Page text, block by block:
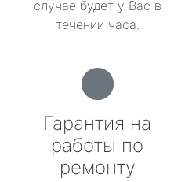
случае будет у Вас в
течении часа.
Гарантия на
работы по
ремонту